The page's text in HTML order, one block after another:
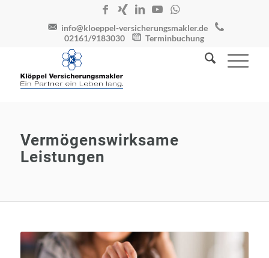
info@kloeppel-versicherungsmakler.de
02161/9183030
Terminbuchung
Vermögenswirksame
Leistungen